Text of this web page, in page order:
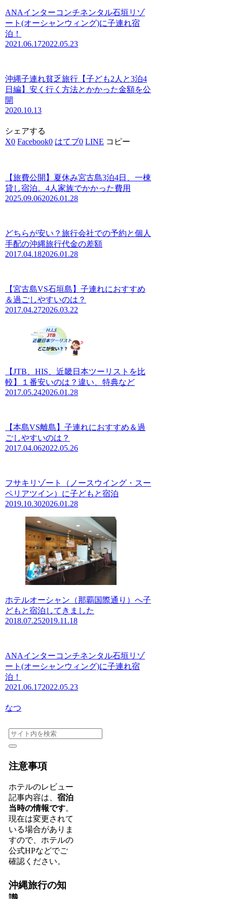
ANAインターコンチネンタル石垣リゾ
ート(オーシャンウィング)に子連れ宿
泊！
2021.06.172022.05.23
沖縄子連れ貧乏旅行【子ども2人と3泊4
日編】安く行く方法とかかった金額を公
開
2020.10.13
シェアする
X0 Facebook0 はてブ0 LINE コピー
【旅費公開】夏休み宮古島3泊4日、一棟
貸し宿泊。4人家族でかかった費用
2025.09.062026.01.28
どちらが安い？旅行会社での予約と個人
手配の沖縄旅行代金の差額
2017.04.182026.01.28
【宮古島VS石垣島】子連れにおすすめ
＆過ごしやすいのは？
2017.04.272026.03.22
【JTB、HIS、近畿日本ツーリストを比
較】１番安いのは？違い、特典など
2017.05.242026.01.28
【本島VS離島】子連れにおすすめ＆過
ごしやすいのは？
2017.04.062022.05.26
フサキリゾート（ノースウイング・スー
ペリアツイン）に子どもと宿泊
2019.10.302026.01.28
ホテルオーシャン（那覇国際通り）へ子
どもと宿泊してきました
2018.07.252019.11.18
ANAインターコンチネンタル石垣リゾ
ート(オーシャンウィング)に子連れ宿
泊！
2021.06.172022.05.23
なつ
注意事項
ホテルのレビュー
記事内容は、 宿泊
当時の情報です。
現在は変更されて
いる場合がありま
すので、ホテルの
公式HPなどでご
確認ください。
沖縄旅行の知